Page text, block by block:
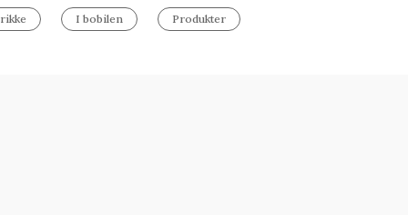
I bobilen Produkter